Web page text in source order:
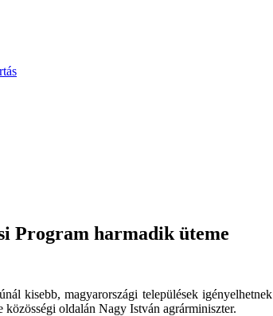
Program harmadik üteme
kisebb, magyarországi települések
oldalán Nagy István agrárminiszter.